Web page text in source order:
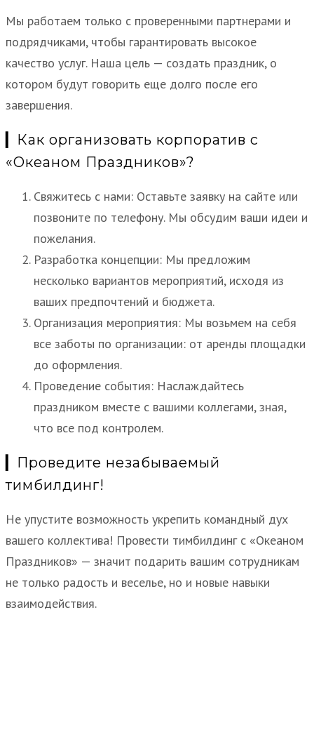
Мы работаем только с проверенными партнерами и
подрядчиками, чтобы гарантировать высокое
качество услуг. Наша цель — создать праздник, о
котором будут говорить еще долго после его
завершения.
▎Как организовать корпоратив с
«Океаном Праздников»?
Свяжитесь с нами: Оставьте заявку на сайте или
позвоните по телефону. Мы обсудим ваши идеи и
пожелания.
Разработка концепции: Мы предложим
несколько вариантов мероприятий, исходя из
ваших предпочтений и бюджета.
Организация мероприятия: Мы возьмем на себя
все заботы по организации: от аренды площадки
до оформления.
Проведение события: Наслаждайтесь
праздником вместе с вашими коллегами, зная,
что все под контролем.
▎Проведите незабываемый
тимбилдинг!
Не упустите возможность укрепить командный дух
вашего коллектива! Провести тимбилдинг с «Океаном
Праздников» — значит подарить вашим сотрудникам
не только радость и веселье, но и новые навыки
взаимодействия.